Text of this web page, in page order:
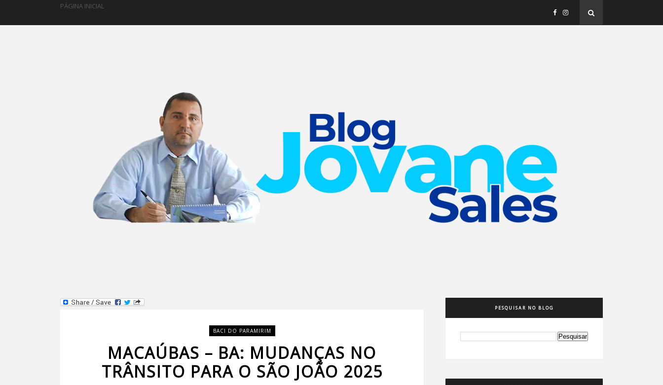
PÁGINA INICIAL
BACI DO PARAMIRIM
MACAÚBAS – BA: MUDANÇAS NO
TRÂNSITO PARA O SÃO JOÃO 2025
PESQUISAR NO BLOG